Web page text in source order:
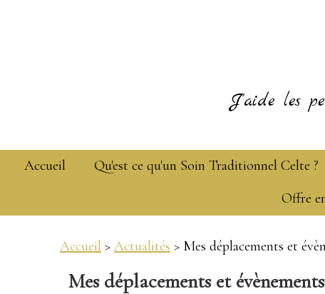
J'aide les
Accueil Qu'est ce qu'un Soin Traditionnel Celte ?
Offre
Accueil > Actualités > Mes déplacements et
Mes déplacements et